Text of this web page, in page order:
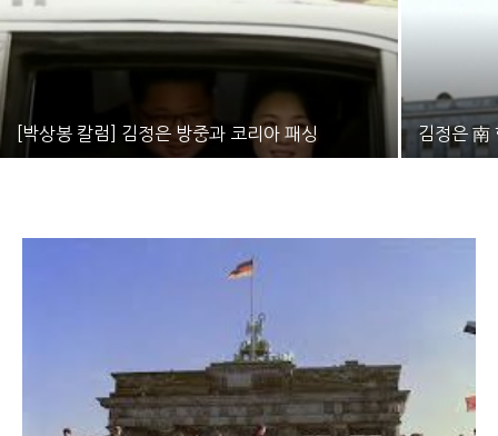
[박상봉 칼럼] 김정은 방중과 코리아 패싱 김정은 南